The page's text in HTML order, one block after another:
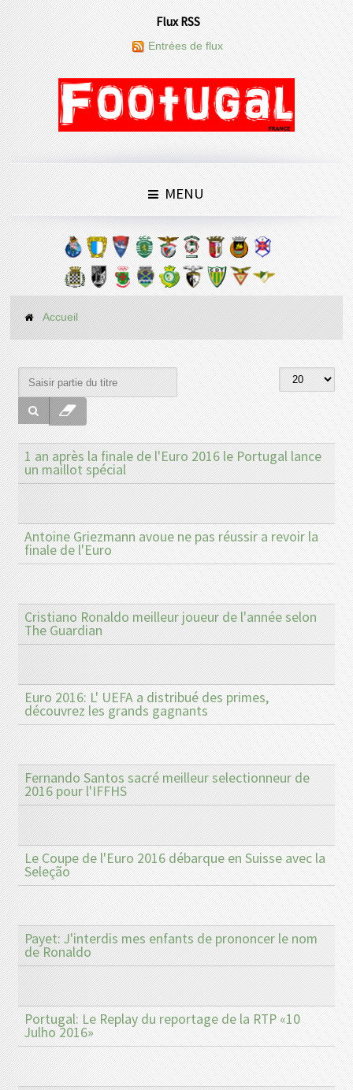
Flux RSS
Entrées de flux
MENU
Accueil
1 an après la finale de l'Euro 2016 le Portugal lance
un maillot spécial
Antoine Griezmann avoue ne pas réussir a revoir la
finale de l'Euro
Cristiano Ronaldo meilleur joueur de l'année selon
The Guardian
Euro 2016: L' UEFA a distribué des primes,
découvrez les grands gagnants
Fernando Santos sacré meilleur selectionneur de
2016 pour l'IFFHS
Le Coupe de l'Euro 2016 débarque en Suisse avec la
Seleção
Payet: J'interdis mes enfants de prononcer le nom
de Ronaldo
Portugal: Le Replay du reportage de la RTP «10
Julho 2016»